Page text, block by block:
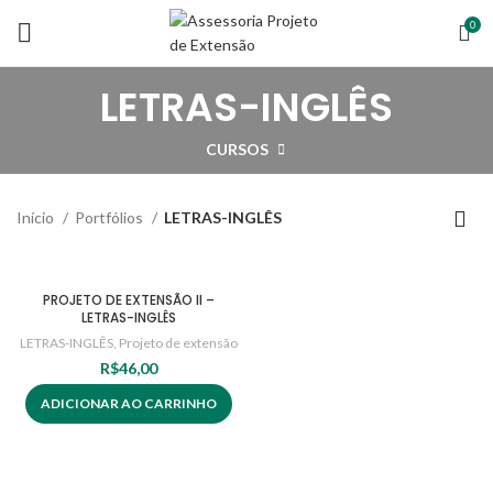
0
LETRAS-INGLÊS
CURSOS
Início Portfólios LETRAS-INGLÊS
PROJETO DE EXTENSÃO II –
LETRAS-INGLÊS
LETRAS-INGLÊS, Projeto de extensão
R$46,00
ADICIONAR AO CARRINHO